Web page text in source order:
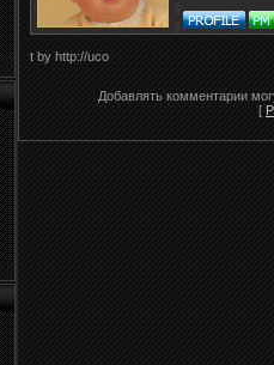
t by http://uco
Добавлять комментарии
[